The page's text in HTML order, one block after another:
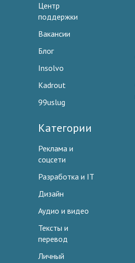
Центр
поддержки
Вакансии
Блог
Insolvo
Kadrout
99uslug
Категории
Реклама и
соцсети
Разработка и IT
Дизайн
Аудио и видео
Тексты и
перевод
Личный